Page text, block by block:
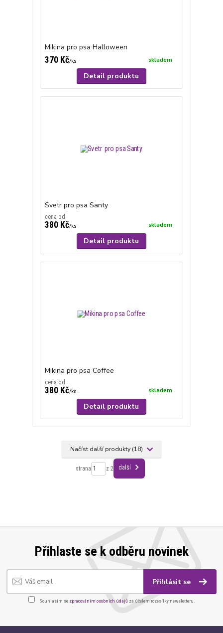
Mikina pro psa Halloween
370 Kč/ks skladem
Detail produktu
Svetr pro psa Santy
cena od
380 Kč/ks skladem
Detail produktu
Mikina pro psa Coffee
cena od
380 Kč/ks skladem
Detail produktu
Načíst další produkty (18)
strana z 2 další
Přihlaste se k odběru novinek
Přihlásit se
Souhlasím se zpracováním osobních údajů za účelem rozesílky newsletteru.